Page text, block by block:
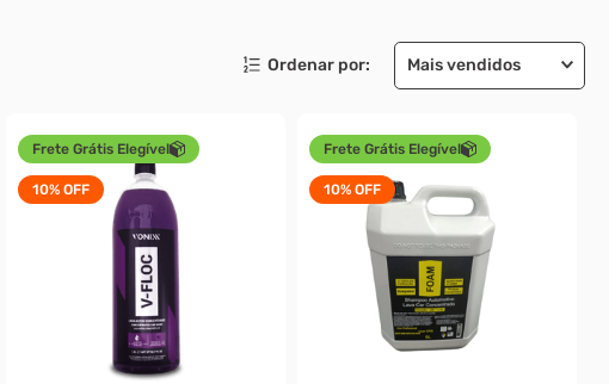
Mais vendidos
Frete Grátis Elegível
10% OFF
Frete Grátis Elegível
10% OFF